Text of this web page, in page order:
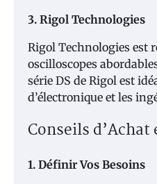
3. Rigol Technologies
Rigol Technologies est
oscilloscopes
série DS de Rigol est
d’électronique et les
Conseils
1. Définir Vos Besoins